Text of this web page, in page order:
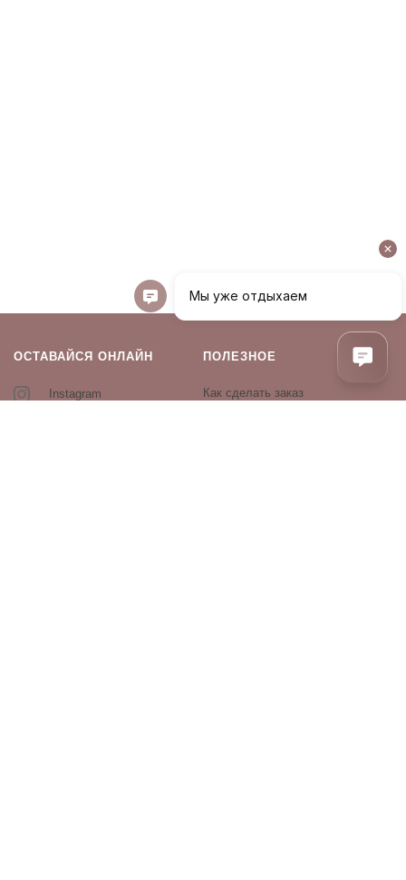
ОСТАВАЙСЯ ОНЛАЙН
Instagram
ПОЛЕЗНОЕ
Как сделать заказ